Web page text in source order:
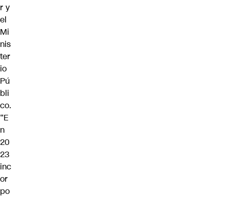
r y
el
Mi
nis
ter
io
Pú
bli
co.
“E
n
20
23
inc
or
po